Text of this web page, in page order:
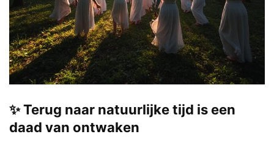
✨ Terug naar natuurlijke tijd is een
daad van ontwaken